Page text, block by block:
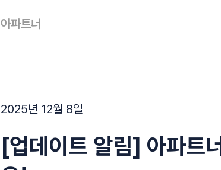
아파트너
2025년 12월 8일
[업데이트 알림] 아파트